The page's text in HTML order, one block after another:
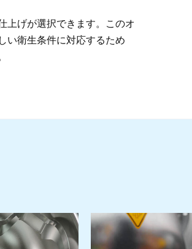
上げが選択できます。このオ
い衛生条件に対応するため